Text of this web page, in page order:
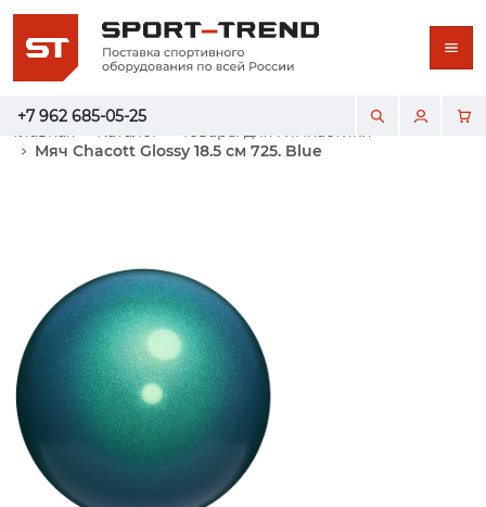
+7 962 685-05-25
Главная Каталог
Товары для гимнастики
Мяч Chacott Glossy 18.5 см 725. Blue